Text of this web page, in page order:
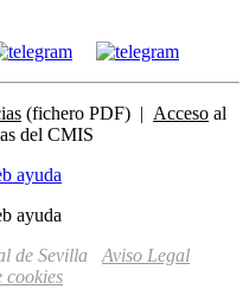
(fichero PDF) | Acceso al
del CMIS
de Sevilla Aviso Legal
cookies